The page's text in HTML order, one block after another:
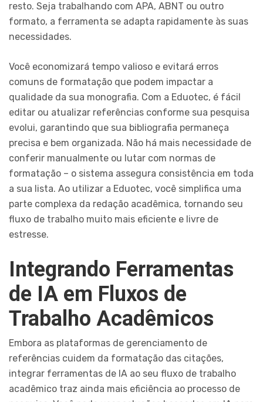
resto. Seja trabalhando com APA, ABNT ou outro
formato, a ferramenta se adapta rapidamente às suas
necessidades.
Você economizará tempo valioso e evitará erros
comuns de formatação que podem impactar a
qualidade da sua monografia. Com a Eduotec, é fácil
editar ou atualizar referências conforme sua pesquisa
evolui, garantindo que sua bibliografia permaneça
precisa e bem organizada. Não há mais necessidade de
conferir manualmente ou lutar com normas de
formatação – o sistema assegura consistência em toda
a sua lista. Ao utilizar a Eduotec, você simplifica uma
parte complexa da redação acadêmica, tornando seu
fluxo de trabalho muito mais eficiente e livre de
estresse.
Integrando Ferramentas
de IA em Fluxos de
Trabalho Acadêmicos
Embora as plataformas de gerenciamento de
referências cuidem da formatação das citações,
integrar ferramentas de IA ao seu fluxo de trabalho
acadêmico traz ainda mais eficiência ao processo de